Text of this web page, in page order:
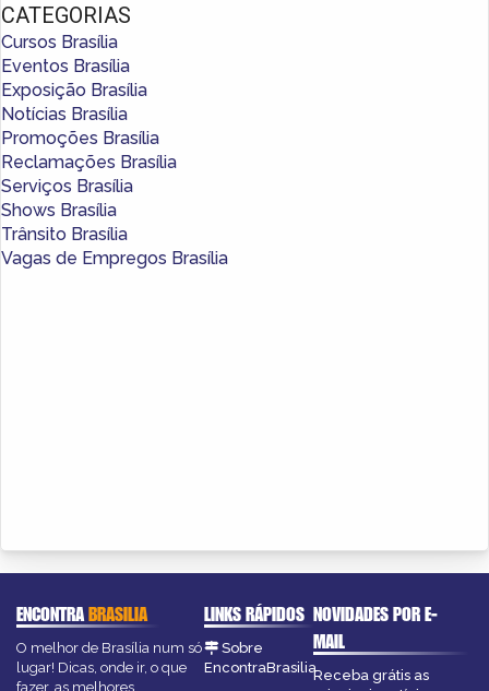
CATEGORIAS
Cursos Brasília
Eventos Brasília
Exposição Brasília
Notícias Brasília
Promoções Brasília
Reclamações Brasília
Serviços Brasília
Shows Brasília
Trânsito Brasília
Vagas de Empregos Brasília
ENCONTRABRASILIA
O melhor de Brasília num só
lugar! Dicas, onde ir, o que
fazer, as melhores
LINKS RÁPIDOS
Sobre
EncontraBrasilia
NOVIDADES POR E-
MAIL
Receba grátis as